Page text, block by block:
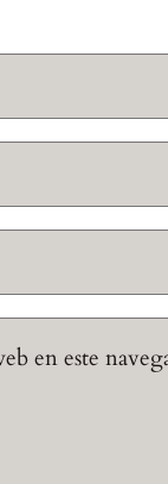
en este